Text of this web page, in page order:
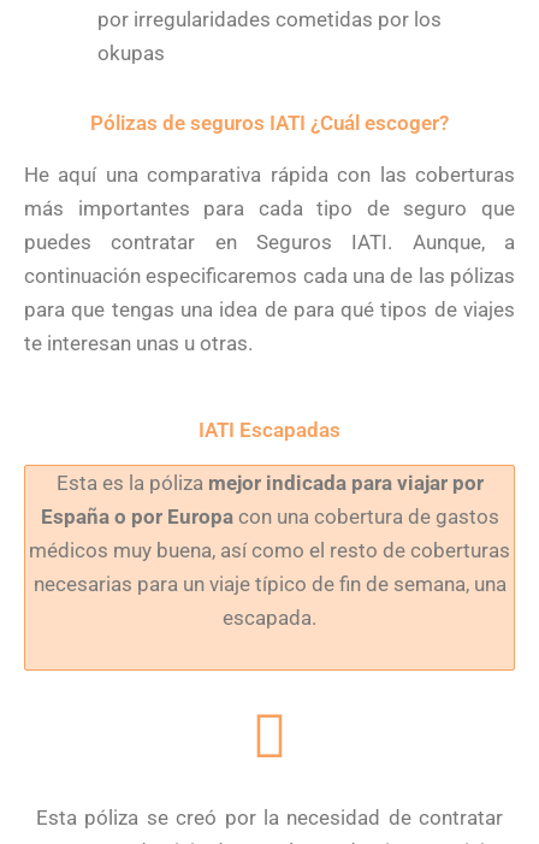
por irregularidades cometidas por los
okupas
Pólizas de seguros IATI ¿Cuál escoger?
He aquí una comparativa rápida con las coberturas
más importantes para cada tipo de seguro que
puedes contratar en Seguros IATI. Aunque, a
continuación especificaremos cada una de las pólizas
para que tengas una idea de para qué tipos de viajes
te interesan unas u otras.
IATI Escapadas
Esta es la póliza mejor indicada para viajar por
España o por Europacon una cobertura de gastos
médicos muy buena, así como el resto de coberturas
necesarias para un viaje típico de fin de semana, una
escapada.
Esta póliza se creó por la necesidad de contratar